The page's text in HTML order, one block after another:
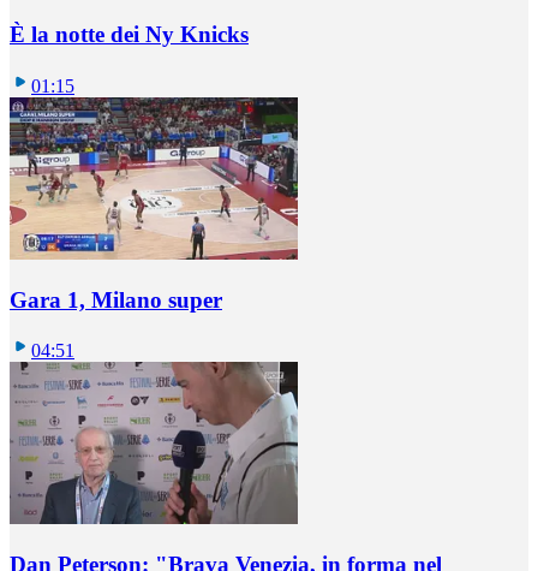
È la notte dei Ny Knicks
01:15
Gara 1, Milano super
04:51
Dan Peterson: "Brava Venezia, in forma nel